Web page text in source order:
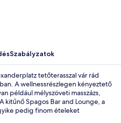
Szabályzatok
tetőterasszal vár rád
A wellnessrészlegen kényeztető
például mélyszöveti masszázs,
kitűnő Spagos Bar and Lounge, a
pedig finom ételeket